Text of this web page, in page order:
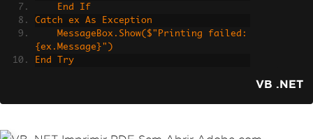
    End If
Catch ex As Exception
{ex.Message}")
End Try
VB .NET